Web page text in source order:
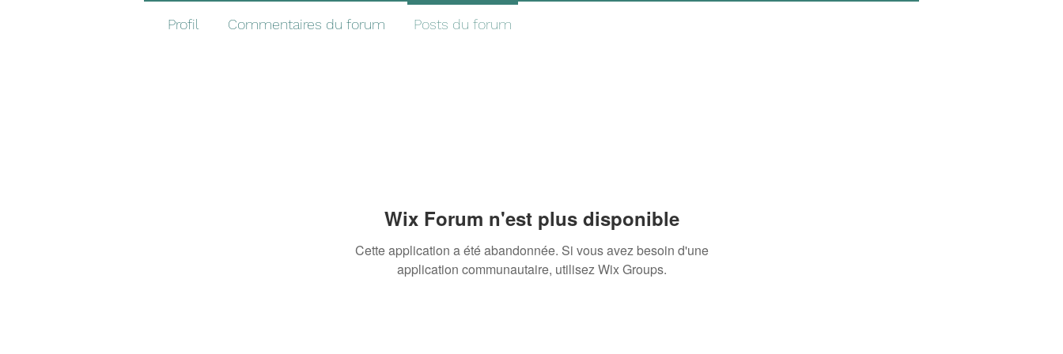
Wix Forum n'est plus disponible
Cette application a été abandonnée. Si vous avez besoin d'une
application communautaire, utilisez Wix Groups.
Profil Commentaires du forum Posts du forum